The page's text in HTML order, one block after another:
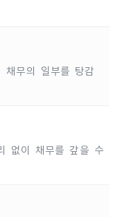
채무의 일부를 탕감
없이 채무를 갚을 수